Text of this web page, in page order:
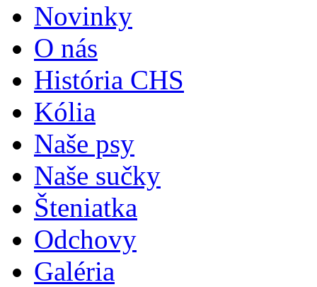
Novinky
O nás
História CHS
Kólia
Naše psy
Naše sučky
Šteniatka
Odchovy
Galéria